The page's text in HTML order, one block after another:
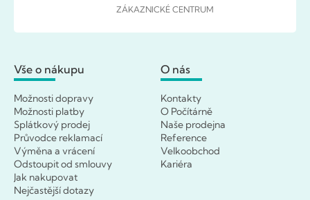
ZÁKAZNICKÉ CENTRUM
Vše o nákupu
Možnosti dopravy
Možnosti platby
Splátkový prodej
Průvodce reklamací
Výměna a vrácení
Odstoupit od smlouvy
Jak nakupovat
Nejčastější dotazy
O nás
Kontakty
O Počítárně
Naše prodejna
Reference
Velkoobchod
Kariéra